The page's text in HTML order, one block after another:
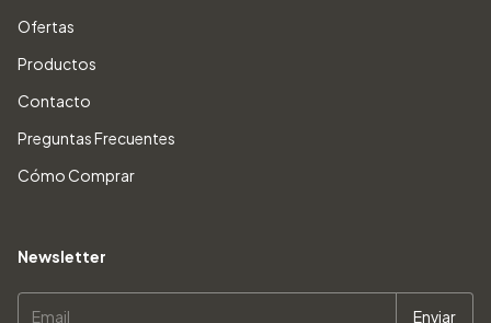
Ofertas
Productos
Contacto
Preguntas Frecuentes
Cómo Comprar
Newsletter